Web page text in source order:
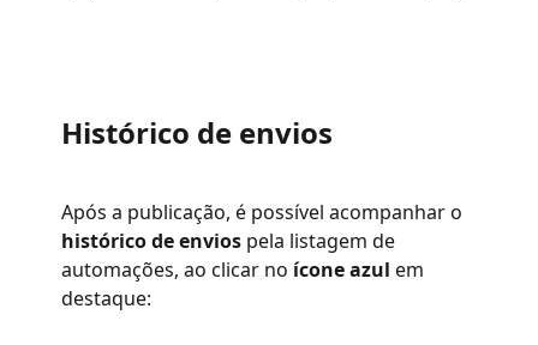
Histórico de envios
Após a publicação, é possível acompanhar o
histórico de envios pela listagem de
automações, ao clicar no ícone azul em
destaque: